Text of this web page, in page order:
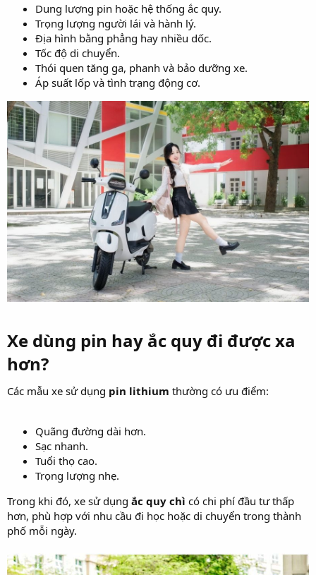
Dung lượng pin hoặc hệ thống ắc quy.
Trọng lượng người lái và hành lý.
Địa hình bằng phẳng hay nhiều dốc.
Tốc độ di chuyển.
Thói quen tăng ga, phanh và bảo dưỡng xe.
Áp suất lốp và tình trạng động cơ.
Xe dùng pin hay ắc quy đi được xa
hơn?
Các mẫu xe sử dụng pin lithium thường có ưu điểm:
Quãng đường dài hơn.
Sạc nhanh.
Tuổi thọ cao.
Trọng lượng nhẹ.
Trong khi đó, xe sử dụng ắc quy chì có chi phí đầu tư thấp
hơn, phù hợp với nhu cầu đi học hoặc di chuyển trong thành
phố mỗi ngày.